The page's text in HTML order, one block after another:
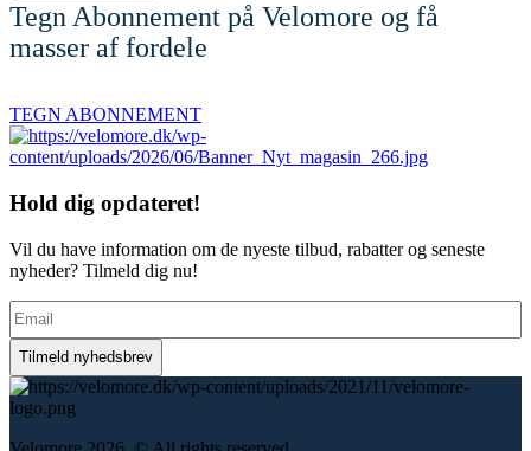
Tegn Abonnement på Velomore og få
masser af fordele
TEGN ABONNEMENT
Hold dig opdateret!
Vil du have information om de nyeste tilbud, rabatter og seneste
nyheder? Tilmeld dig nu!
Email